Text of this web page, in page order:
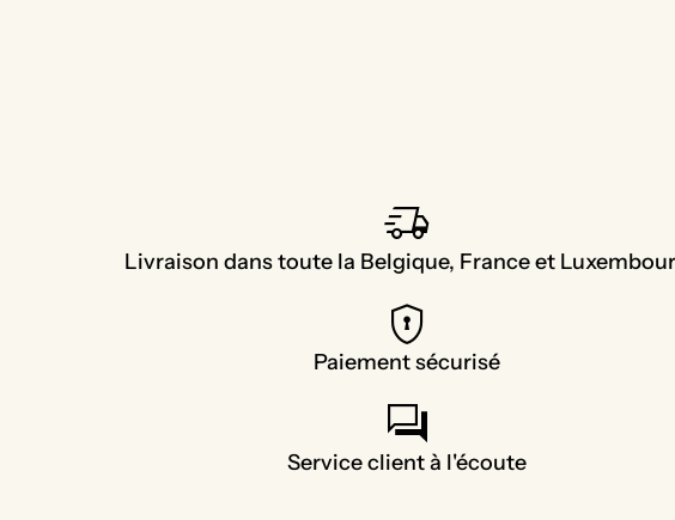
delivery_truck_speed
Livraison dans toute la Belgique, France et
encrypted
Paiement sécurisé
forum
Service client à l'écoute